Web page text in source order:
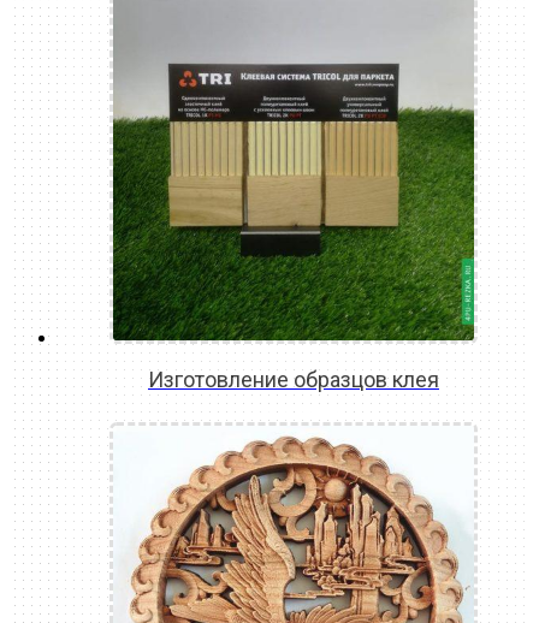
Изготовление образцов клея
READ MORE